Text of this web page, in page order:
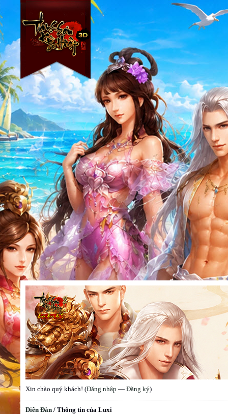
Xin chào quý khách! (Đăng nhập — Đăng ký)
Diễn Đàn / Thông tin của Luxi